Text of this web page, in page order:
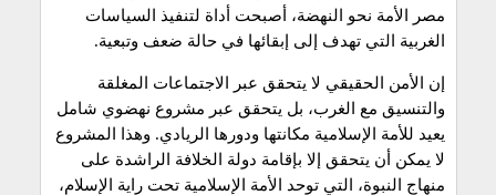
مصر الأمة نحو النهضة، أصبحت أداة لتنفيذ السياسات
الغربية التي تهدف إلى إبقائها في حالة ضعف وتبعية.
إن الأمن الحقيقي لا يتحقق عبر الاجتماعات المغلقة
والتنسيق مع الغرب، بل يتحقق عبر مشروع نهضوي شامل
يعيد للأمة الإسلامية مكانتها ودورها الريادي. وهذا المشروع
لا يمكن أن يتحقق إلا بإقامة دولة الخلافة الراشدة على
منهاج النبوة، التي توحد الأمة الإسلامية تحت راية الإسلام،